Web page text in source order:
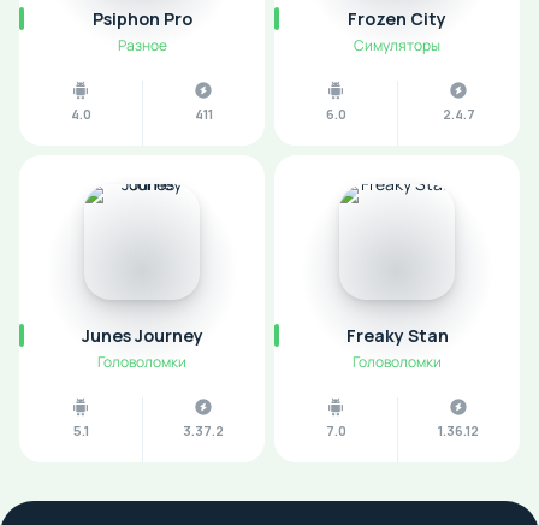
Psiphon Pro
Разное
4.0 411
Frozen City
Симуляторы
6.0 2.4.7
Junes Journey
Головоломки
5.1 3.37.2
Freaky Stan
Головоломки
7.0 1.36.12